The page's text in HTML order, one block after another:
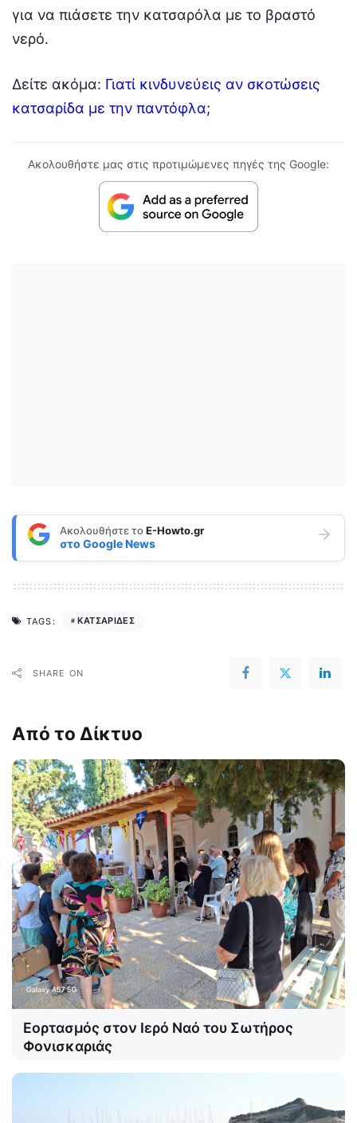
για να πιάσετε την κατσαρόλα με το βραστό
νερό.
Δείτε ακόμα: Γιατί κινδυνεύεις αν σκοτώσεις
κατσαρίδα με την παντόφλα;
Ακολουθήστε μας στις προτιμώμενες πηγές της Google:
Ακολουθήστε τοE-Howto.gr
στο Google News
TAGS: ΚΑΤΣΑΡΙΔΕΣ
SHARE ON
Από το Δίκτυο
Εορτασμός στον Ιερό Ναό του Σωτήρος
Φονισκαριάς